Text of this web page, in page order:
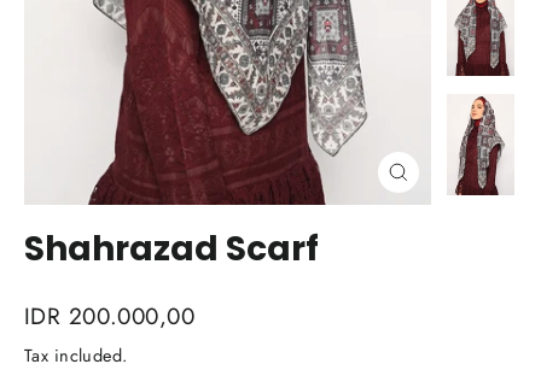
Close
(esc)
Shahrazad Scarf
Regular
price
IDR 200.000,00
Tax included.